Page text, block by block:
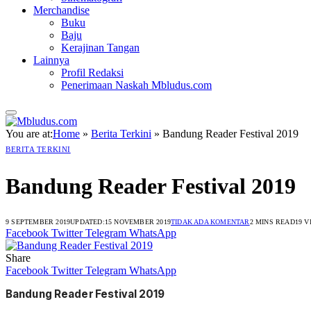
Merchandise
Buku
Baju
Kerajinan Tangan
Lainnya
Profil Redaksi
Penerimaan Naskah Mbludus.com
You are at:Home » Berita Terkini » Bandung Reader Festival 2019
BERITA TERKINI
Bandung Reader Festival 2019
9 SEPTEMBER 2019UPDATED:15 NOVEMBER 2019TIDAK ADA KOMENTAR2 MINS READ19
Facebook Twitter Telegram WhatsApp
Share
Facebook Twitter Telegram WhatsApp
Bandung Reader Festival 2019